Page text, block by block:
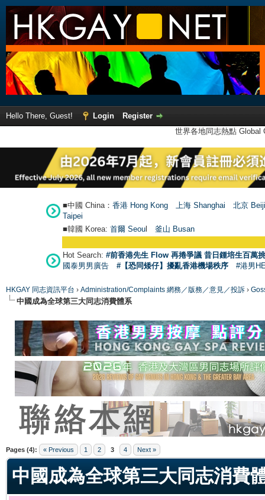
Hello There, Guest! Login
Register
世界各地同志熱點
■中國 China： 香港 Hong Kong 上海 Shanghai
北京
Taipei
■韓國 Korea: 首爾 Seoul 釜山 Busan
Hot Search: #前香港先生 Flow 再捲爭議 昔日鍾培生百萬
國泰男男廣告
#【恐同矮仔】擾亂香港機場秩序 #港男
HKGAY 同志資訊平台 › Administration/Complaints 網務／版務／意見／投訴 ›
中國成為全球第三大同志消費體系
Pages (4): « Previous 1 2 3 4 Next »
中國成為全球第三大同志消費